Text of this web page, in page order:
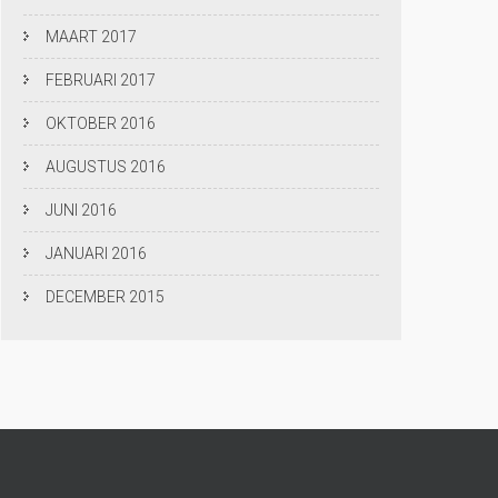
MAART 2017
FEBRUARI 2017
OKTOBER 2016
AUGUSTUS 2016
JUNI 2016
JANUARI 2016
DECEMBER 2015